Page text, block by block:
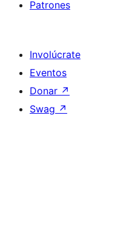
Patrones
Involúcrate
Eventos
Donar ↗
Swag ↗